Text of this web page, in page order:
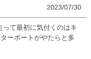
2023/07/30
って最初に気付くのはキ
ーボートがやたらと多